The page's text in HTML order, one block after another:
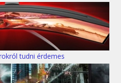
tudni érdemes